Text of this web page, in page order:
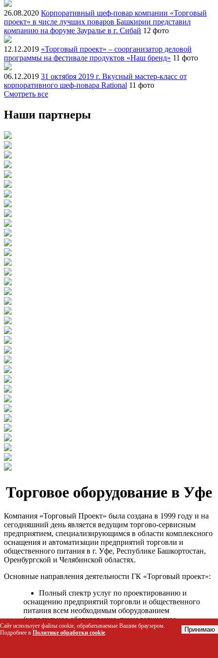
26.08.2020 Корпоративный шеф-повар компании «Торговый
проект» в числе лучших поваров Башкирии представил
компанию на форуме Зауралье в г. Сибай 12 фото
12.12.2019 «Торговый проект» – соорганизатор деловой
программы на фестивале продуктов «Наш бренд» 11 фото
06.12.2019 31 октября 2019 г. Вкусный мастер-класс от
корпоративного шеф-повара Rational 11 фото
Смотреть все
Наши партнеры
Торговое оборудование в Уфе
Компания «Торговый Проект» была создана в 1999 году и на
сегодняшний день является ведущим торгово-сервисным
предприятием, специализирующимся в области комплексного
оснащения и автоматизации предприятий торговли и
общественного питания в г. Уфе, Республике Башкортостан,
Оренбургской и Челябинской областях.
Основные направления деятельности ГК «Торговый проект»:
Полный спектр услуг по проектированию и
оснащению предприятий торговли и общественного
питания всем необходимым оборудованием
(холодильное оборудование, технологическое
оборудование, стеллажное оборудование и т.д.);
Автоматизация торговых процессов и внедрения
Сайт использует файлы cookie, обрабатываемые Вашим браузером.
Подробнее в Политике обработки cookie. Принимаю